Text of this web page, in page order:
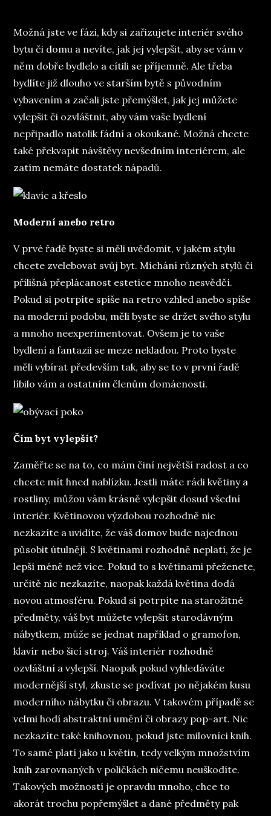
Možná jste ve fázi, kdy si zařizujete interiér svého
bytu či domu a nevíte, jak jej vylepšit, aby se vám v
něm dobře bydlelo a cítili se příjemně. Ale třeba
bydlíte již dlouho ve starším bytě s původním
vybavením a začali jste přemýšlet, jak jej můžete
vylepšit či ozvláštnit, aby vám vaše bydlení
nepřipadlo natolik fádní a okoukané. Možná chcete
také překvapit návštěvy nevšedním interiérem, ale
zatím nemáte dostatek nápadů.
Moderní anebo retro
V prvé řadě byste si měli uvědomit, v jakém stylu
chcete zvelebovat svůj byt. Míchání různých stylů či
přílišná přeplácanost estetice mnoho nesvědčí.
Pokud si potrpíte spíše na retro vzhled anebo spíše
na moderní podobu, měli byste se držet svého stylu
a mnoho neexperimentovat. Ovšem je to vaše
bydlení a fantazii se meze nekladou. Proto byste
měli vybírat především tak, aby se to v první řadě
líbilo vám a ostatním členům domácnosti.
Čím byt vylepšit?
Zaměřte se na to, co mám činí největší radost a co
chcete mít hned nablízku. Jestli máte rádi květiny a
rostliny, můžou vám krásně vylepšit dosud všední
interiér. Květinovou výzdobou rozhodně nic
nezkazíte a uvidíte, že váš domov bude najednou
působit útulněji. S květinami rozhodně neplatí, že je
lepší méně než více. Pokud to s květinami přeženete,
určitě nic nezkazíte, naopak každá květina dodá
novou atmosféru. Pokud si potrpíte na starožitné
předměty, váš byt můžete vylepšit starodávným
nábytkem, může se jednat například o gramofon,
klavír nebo šicí stroj. Váš interiér rozhodně
ozvláštní a vylepší. Naopak pokud vyhledáváte
modernější styl, zkuste se podívat po nějakém kusu
moderního nábytku či obrazu. V takovém případě se
velmi hodí abstraktní umění či obrazy pop-art. Nic
nezkazíte také knihovnou, pokud jste milovníci knih.
To samé platí jako u květin, tedy velkým množstvím
knih zarovnaných v poličkách ničemu neuškodíte.
Takových možností je opravdu mnoho, chce to
akorát trochu popřemýšlet a dané předměty pak